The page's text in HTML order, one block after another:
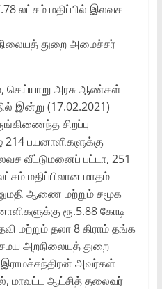
லட்சம் மதிப்பில் இலவச
துறை அமைச்சர்
செய்யாறு அரசு ஆண்கள்
இன்று (17.02.2021)
சிறப்பு
பயனாளிகளுக்கு
வீட்டுமனைப் பட்டா, 251
மதிப்பிலான மாதம்
ஆணை மற்றும் சமூக
ரூ.5.88 கோடி
மற்றும் தலா 8 கிராம் தங்க
அறநிலையத் துறை
இராமச்சந்திரன் அவர்கள்
மாவட்ட ஆட்சித் தலைவர்